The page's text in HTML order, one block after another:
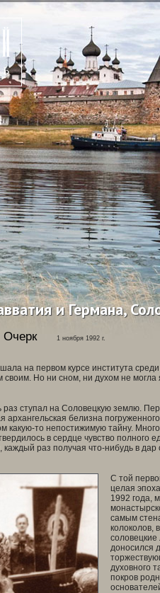
и Германа,
Очерк 1 ноября 1992 г.
на первом курсе института
Но ни сном, ни духом не могла
ступал на Соловецкую землю.
белизна
какую-то непостижимую тайну.
в сердце чувство
раз получая что-нибудь в
С той
целая
1992 года,
самым
колоколов,
доносился
духовного
покров